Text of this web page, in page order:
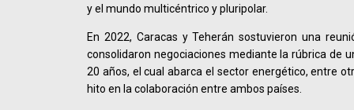
y el mundo multicéntrico y pluripolar.
En 2022, Caracas y Teherán sostuvieron una
consolidaron negociaciones mediante la rúbrica de
20 años, el cual abarca el sector energético, entre
hito en la colaboración entre ambos países.